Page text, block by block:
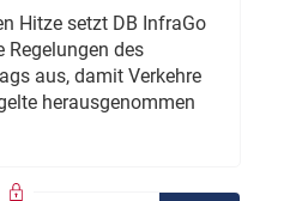
Hitze setzt DB InfraGo
Regelungen des
aus, damit Verkehre
herausgenommen